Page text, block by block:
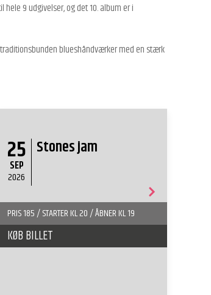
9 udgivelser, og det 10. album er i
blueshåndværker med en stærk
25
SEP
2026
Stones jam
PRIS 185 / STARTER KL 20 / ÅBNER KL 19
KØB BILLET